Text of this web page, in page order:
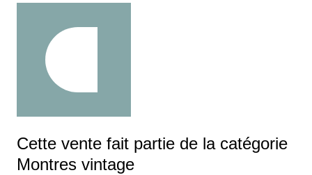
Cette vente fait partie de la catégorie
Montres vintage